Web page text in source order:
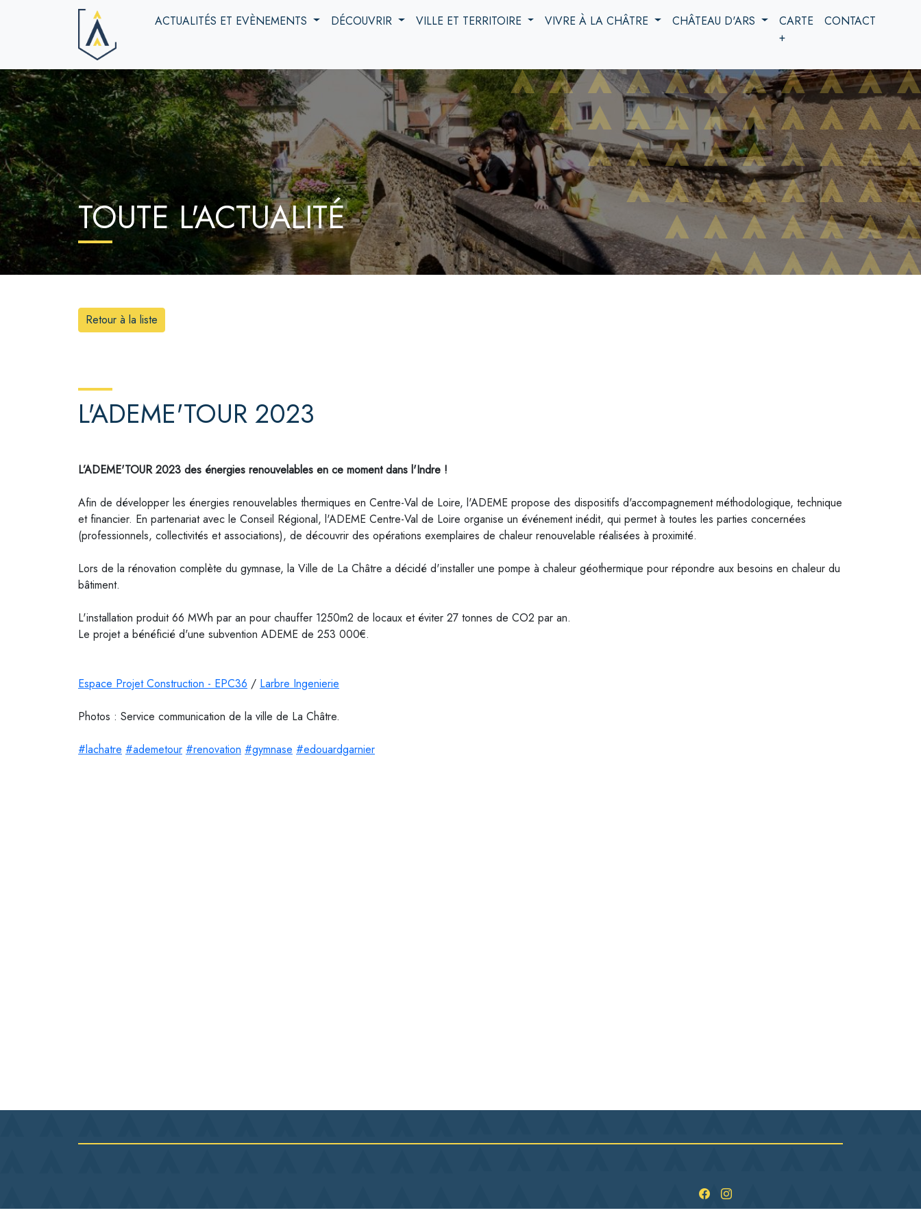
ACTUALITÉS ET EVÈNEMENTS DÉCOUVRIR VILLE ET TERRITOIRE VIVRE À LA CHÂTRE CHÂTEAU D'ARS
CARTE
+
CONTACT
TOUTE L'ACTUALITÉ
Retour à la liste
L'ADEME'TOUR 2023
L’ADEME'TOUR 2023 des énergies renouvelables en ce moment dans l'Indre !
Afin de développer les énergies renouvelables thermiques en Centre-Val de Loire, l'ADEME propose des dispositifs d'accompagnement méthodologique, technique
et financier. En partenariat avec le Conseil Régional, l'ADEME Centre-Val de Loire organise un événement inédit, qui permet à toutes les parties concernées
(professionnels, collectivités et associations), de découvrir des opérations exemplaires de chaleur renouvelable réalisées à proximité.
Lors de la rénovation complète du gymnase, la Ville de La Châtre a décidé d'installer une pompe à chaleur géothermique pour répondre aux besoins en chaleur du
bâtiment.
L'installation produit 66 MWh par an pour chauffer 1250m2 de locaux et éviter 27 tonnes de CO2 par an.
Le projet a bénéficié d'une subvention ADEME de 253 000€.
Espace Projet Construction - EPC36 / Larbre Ingenierie
Photos : Service communication de la ville de La Châtre.
#lachatre #ademetour #renovation #gymnase #edouardgarnier